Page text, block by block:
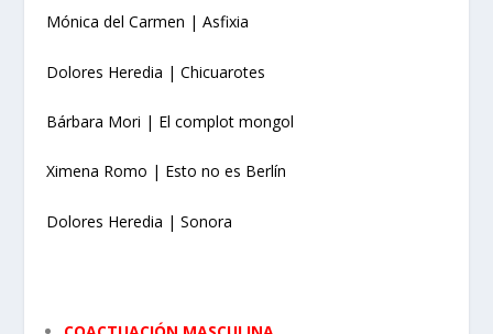
Mónica del Carmen | Asfixia
Dolores Heredia | Chicuarotes
Bárbara Mori | El complot mongol
Ximena Romo | Esto no es Berlín
Dolores Heredia | Sonora